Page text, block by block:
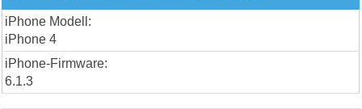
iPhone Modell:
iPhone 4
iPhone-Firmware:
6.1.3